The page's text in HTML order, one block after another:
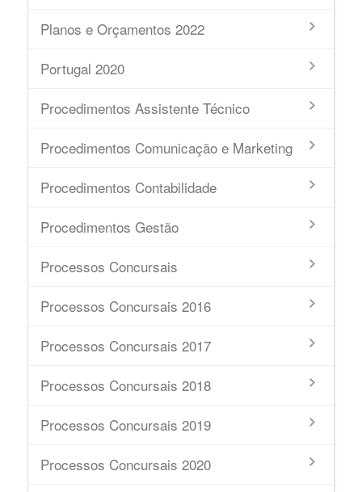
Planos e Orçamentos 2022
Portugal 2020
Procedimentos Assistente Técnico
Procedimentos Comunicação e Marketing
Procedimentos Contabilidade
Procedimentos Gestão
Processos Concursais
Processos Concursais 2016
Processos Concursais 2017
Processos Concursais 2018
Processos Concursais 2019
Processos Concursais 2020